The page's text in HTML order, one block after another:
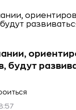
будут